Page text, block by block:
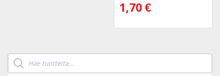
1,70€
Products
search